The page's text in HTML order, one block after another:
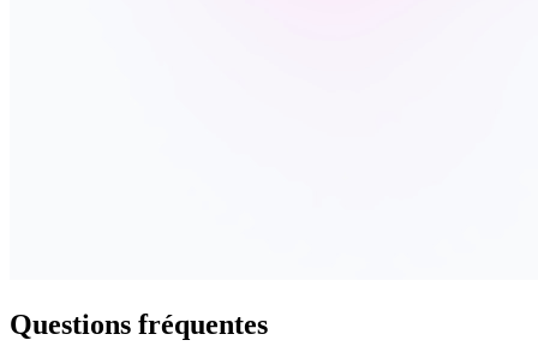
Questions fréquentes